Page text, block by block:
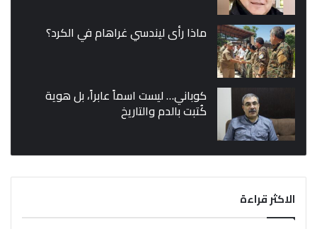
ماذا رأى ليندسي غراهام في الكرد؟
كوباني… ليست اسماً عابراً، بل هوية
كُتبت بالدم والتاريخ
الاكثر قراءة